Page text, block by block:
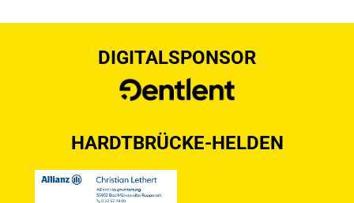
DIGITALSPONSOR
HARDTBRÜCKE-HELDEN